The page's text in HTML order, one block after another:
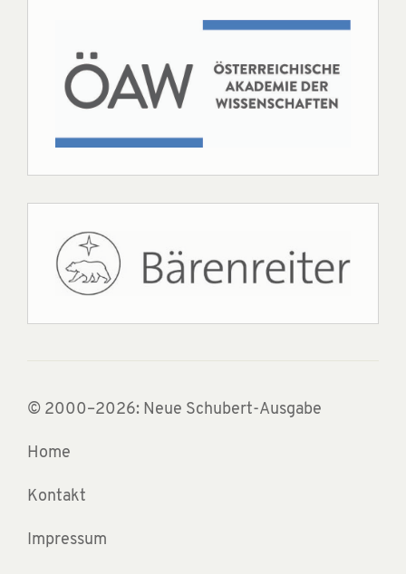
© 2000–2026: Neue Schubert-Ausgabe
Home
Kontakt
Impressum